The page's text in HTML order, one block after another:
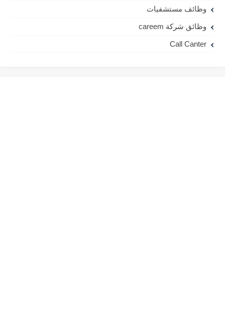
وظائف مستشفيات
وظائق شركة careem
Call Canter